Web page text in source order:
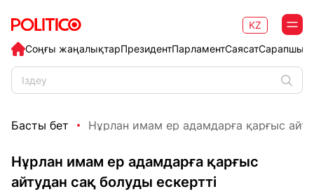
Соңғы жаңалықтарПрезидентПарламентСаясат
KZ
Басты бет Нұрлан имам ер адамдарға қарғыс
Нұрлан имам ер адамдарға қарғыс
айтудан сақ болуды ескертті